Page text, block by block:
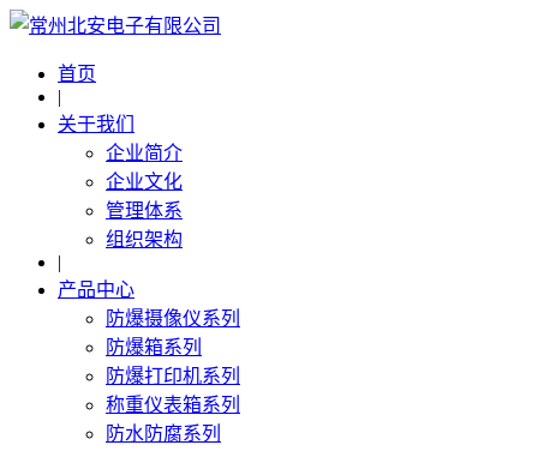
首页
|
关于我们
企业简介
企业文化
管理体系
组织架构
|
产品中心
防爆摄像仪系列
防爆箱系列
防爆打印机系列
称重仪表箱系列
防水防腐系列